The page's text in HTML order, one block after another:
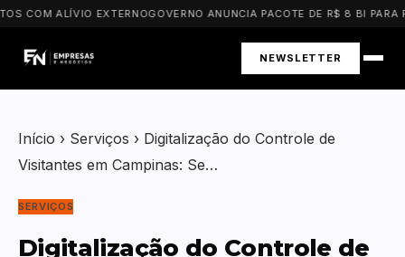
COM ALÍVIO EXTERNOGOVERNO ANUNCIA PACOTE DE R$ 8 BI PARA
NEWSLETTER
Início › Serviços › Digitalização do Controle de
Visitantes em Campinas: Se…
SERVIÇOS
Digitalização do Controle de